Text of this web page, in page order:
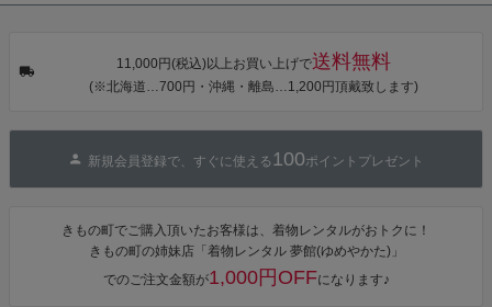
カシュクール
ワンピース 簡
単着付け 大人
11,000円(税込)以上お買い上げで送料無料
(※北海道…700円・沖縄・離島…1,200円頂戴致します)
新規会員登録で、すぐに使える 100ポイントプレゼント
きもの町でご購入頂いたお客様は、着物レンタルがおトクに！
きもの町の姉妹店「着物レンタル 夢館(ゆめやかた)」
でのご注文金額が1,000円OFFになります♪